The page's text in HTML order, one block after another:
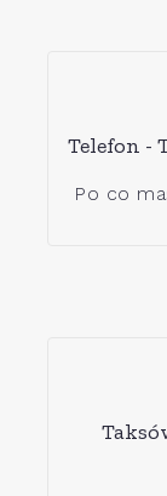
Telefon -
Po co